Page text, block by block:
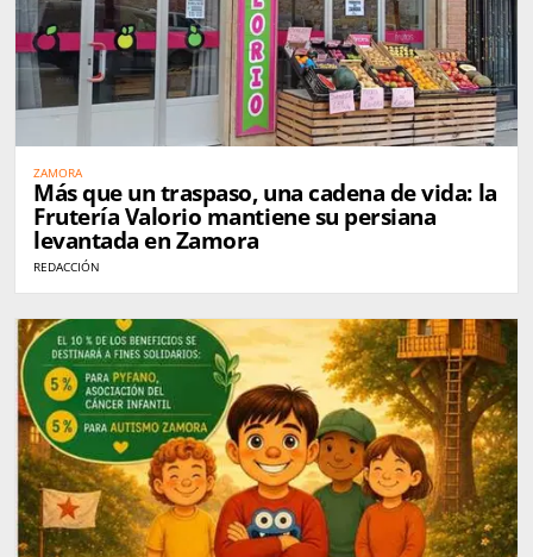
ZAMORA
Más que un traspaso, una cadena de vida: la
Frutería Valorio mantiene su persiana
levantada en Zamora
REDACCIÓN